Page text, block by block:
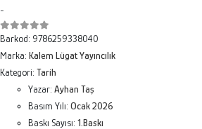
-
Barkod: 9786259338040
Marka: Kalem Lügat Yayıncılık
Kategori: Tarih
Yazar: Ayhan Taş
Basım Yılı: Ocak 2026
Baskı Sayısı: 1.Baskı